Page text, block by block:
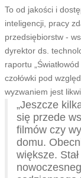
To od jakości i
inteligencji, pracy
przedsiębiorstw -
dyrektor ds.
raportu
czołówki pod
wyzwaniem jest
„Jeszcze
się przede
filmów czy
domu.
większe.